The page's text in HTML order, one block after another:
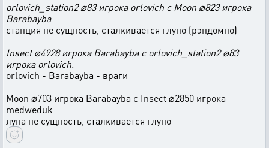
orlovich_station2 ⌀83 игрока orlovich с Moon ⌀823 игрока
Barabayba
станция не сущность, сталкивается глупо (рэндомно)
Insect ⌀4928 игрока Barabayba с orlovich_station2 ⌀83
игрока orlovich.
orlovich - Barabayba - враги
Moon ⌀703 игрока Barabayba с Insect ⌀2850 игрока
medweduk
луна не сущность, сталкивается глупо